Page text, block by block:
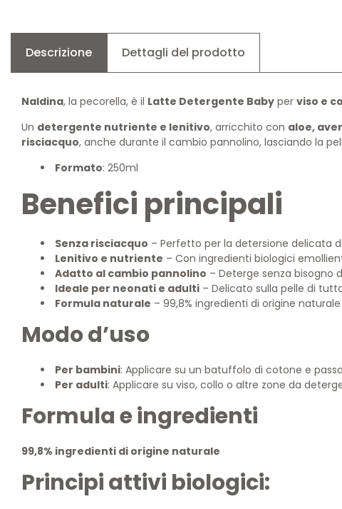
Descrizione Dettagli del prodotto
Naldina, la pecorella, è il Latte Detergente Baby per viso e
Un detergente nutriente e lenitivo, arricchito con aloe,
risciacquo, anche durante il cambio pannolino, lasciando la
Formato: 250ml
Benefici principali
Senza risciacquo – Perfetto per la detersione delicata
Lenitivo e nutriente – Con ingredienti biologici
Adatto al cambio pannolino – Deterge senza bisogno
Ideale per neonati e adulti – Delicato sulla pelle di
Formula naturale – 99,8% ingredienti di origine naturale
Modo d’uso
Per bambini: Applicare su un batuffolo di cotone e
Per adulti: Applicare su viso, collo o altre zone da
Formula e ingredienti
99,8% ingredienti di origine naturale
Principi attivi biologici: